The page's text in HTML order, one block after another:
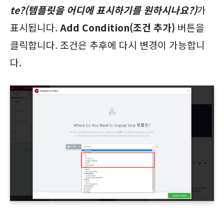
te?(템플릿을 어디에 표시하기를 원하시나요?)가
표시됩니다. Add Condition(조건 추가) 버튼을
클릭합니다. 조건은 추후에 다시 변경이 가능합니
다.